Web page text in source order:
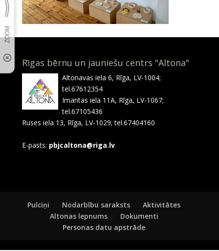
Rīgas bērnu un jauniešu centrs "Altona"
Altonavas iela 6, Rīga, LV-1004;
tel.67612354
Imantas iela 11A, Rīga, LV-1067;
tel.67105436
Ruses iela 13, Rīga, LV-1029; tel.67404160
E-pasts: pbjcaltona@riga.lv
Pulciņi Nodarbību saraksts
Aktivitātes
Altonas lepnums
Dokumenti
Personas datu apstrāde